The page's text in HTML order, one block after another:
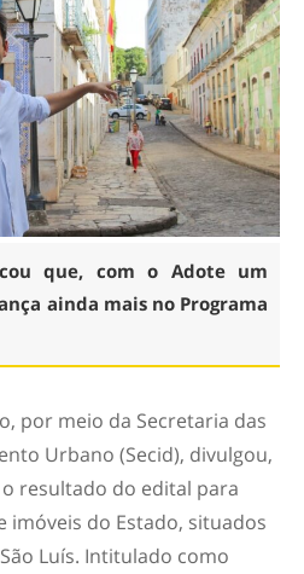
que, com o Adote um
ainda mais no Programa
por meio da Secretaria das
Urbano (Secid), divulgou,
resultado do edital para
imóveis do Estado, situados
Luís. Intitulado como